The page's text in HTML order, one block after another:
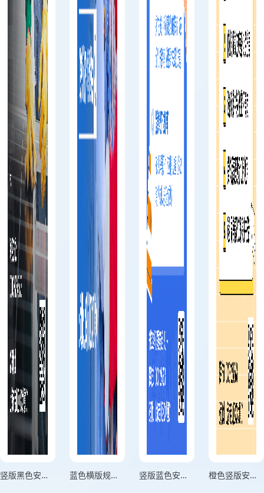
竖版黑色安全生产规范宣传海报 蓝色横版规范保安全教育宣传海报 竖版蓝色安全生产无小事宣传海报 橙色竖版安全生产宣传海报